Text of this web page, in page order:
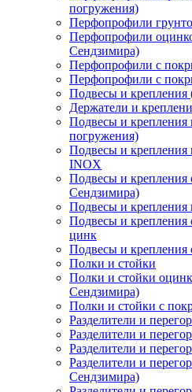
погружения)
Перфопрофили
Перфопрофили
Сендзимира)
Перфопрофили с
Перфопрофили с
Подвесы и крепления
Держатели и
Подвесы и крепления
погружения)
Подвесы и крепления
INOX
Подвесы и крепления
Сендзимира)
Подвесы и крепления
Подвесы и
цинк
Подвесы и крепления
Полки и стойки
Полки и стойки
Сендзимира)
Полки и стойки с
Разделители и
Разделители и
Разделители и
Разделители и
Сендзимира)